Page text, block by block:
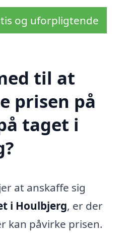
og uforpligtende
til at
prisen på
taget i
at anskaffe sig
i Houlbjerg, er der
kan påvirke prisen.